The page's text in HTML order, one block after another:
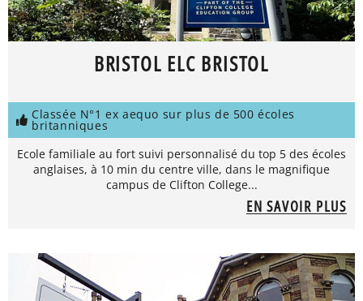
BRISTOL ELC BRISTOL
Classée N°1 ex aequo sur plus de 500 écoles
britanniques
Ecole familiale au fort suivi personnalisé du top 5 des écoles
anglaises, à 10 min du centre ville, dans le magnifique
campus de Clifton College...
EN SAVOIR PLUS